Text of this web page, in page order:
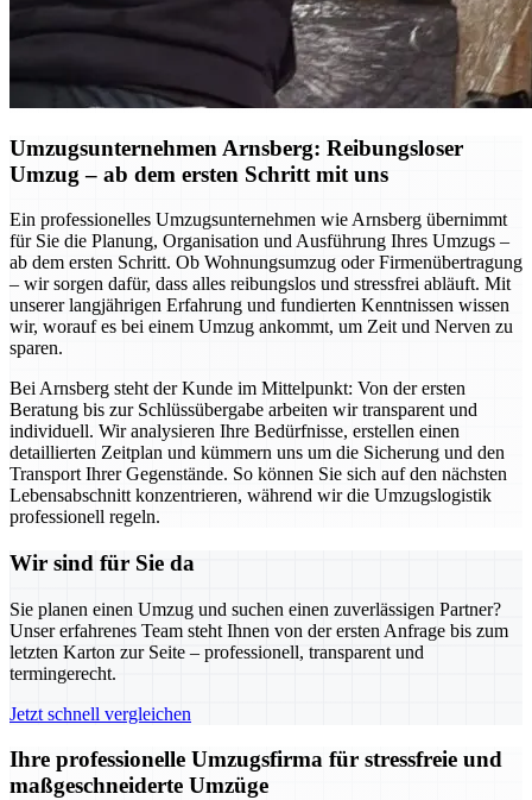
Umzugsunternehmen Arnsberg: Reibungsloser
Umzug – ab dem ersten Schritt mit uns
Ein professionelles Umzugsunternehmen wie Arnsberg übernimmt
für Sie die Planung, Organisation und Ausführung Ihres Umzugs –
ab dem ersten Schritt. Ob Wohnungsumzug oder Firmenübertragung
– wir sorgen dafür, dass alles reibungslos und stressfrei abläuft. Mit
unserer langjährigen Erfahrung und fundierten Kenntnissen wissen
wir, worauf es bei einem Umzug ankommt, um Zeit und Nerven zu
sparen.
Bei Arnsberg steht der Kunde im Mittelpunkt: Von der ersten
Beratung bis zur Schlüssübergabe arbeiten wir transparent und
individuell. Wir analysieren Ihre Bedürfnisse, erstellen einen
detaillierten Zeitplan und kümmern uns um die Sicherung und den
Transport Ihrer Gegenstände. So können Sie sich auf den nächsten
Lebensabschnitt konzentrieren, während wir die Umzugslogistik
professionell regeln.
Wir sind für Sie da
Sie planen einen Umzug und suchen einen zuverlässigen Partner?
Unser erfahrenes Team steht Ihnen von der ersten Anfrage bis zum
letzten Karton zur Seite – professionell, transparent und
termingerecht.
Jetzt schnell vergleichen
Ihre professionelle Umzugsfirma für stressfreie und
maßgeschneiderte Umzüge